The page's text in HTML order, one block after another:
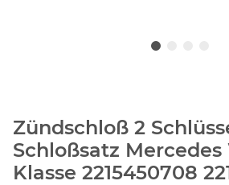
Zündschloß 2
Schloßsatz Mercedes
Klasse 2215450708